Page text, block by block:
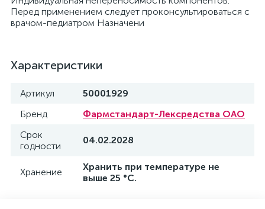
Перед применением следует проконсультироваться с
врачом-педиатром Назначени
Характеристики
Артикул
50001929
Бренд
Фармстандарт-Лексредства ОАО
Срок
годности
04.02.2028
Хранение
Хранить при температуре не
выше 25 °С.